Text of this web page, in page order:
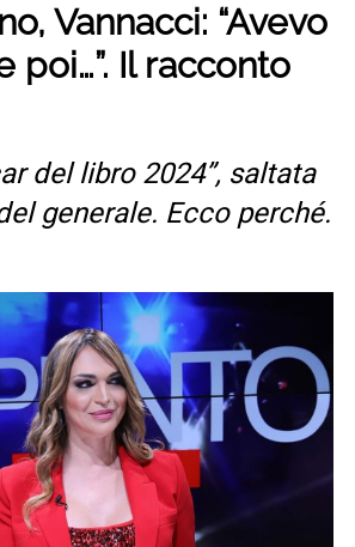
Vannacci: “Avevo
poi…”. Il racconto
del libro 2024”, saltata
generale. Ecco perché.